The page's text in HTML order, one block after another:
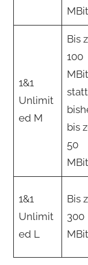
1&1
Unlimit
ed M
Bis
100
statt
bis
50
1&1
Unlimit
ed L
Bis
300